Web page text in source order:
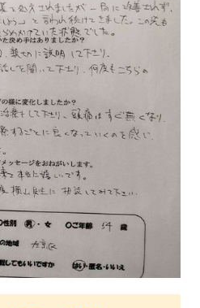
か?
れども、薬には頼りたく
ところ、貴院のHPを拝見
症状を専門に扱ってい
りなさそうですし、左京
に発見できて本当にあ
た。患者さんのアンケー
おかげで分かりやすく、
動画で治療に対する思い
。